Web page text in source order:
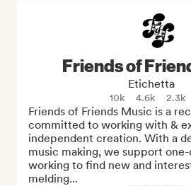
Friends of
Etichetta
10k 4.6k 2.3k
Friends of Friends Music is a
committed to working with &
independent creation. With a
music making, we support
working to find new and
melding...